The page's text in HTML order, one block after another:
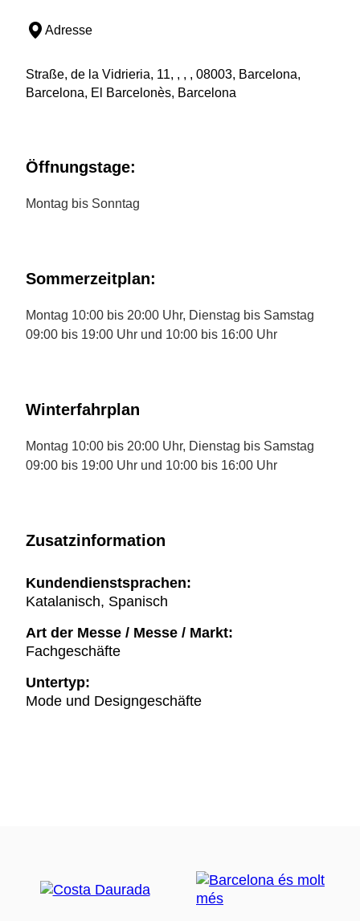
Adresse
Straße, de la Vidrieria, 11, , , , 08003, Barcelona,
Barcelona, El Barcelonès, Barcelona
Öffnungstage:
Montag bis Sonntag
Sommerzeitplan:
Montag 10:00 bis 20:00 Uhr, Dienstag bis Samstag
09:00 bis 19:00 Uhr und 10:00 bis 16:00 Uhr
Winterfahrplan
Montag 10:00 bis 20:00 Uhr, Dienstag bis Samstag
09:00 bis 19:00 Uhr und 10:00 bis 16:00 Uhr
Zusatzinformation
Kundendienstsprachen:
Katalanisch, Spanisch
Art der Messe / Messe / Markt:
Fachgeschäfte
Untertyp:
Mode und Designgeschäfte